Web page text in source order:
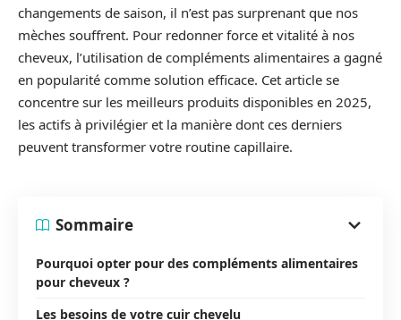
changements de saison, il n’est pas surprenant que nos
mèches souffrent. Pour redonner force et vitalité à nos
cheveux, l’utilisation de compléments alimentaires a gagné
en popularité comme solution efficace. Cet article se
concentre sur les meilleurs produits disponibles en 2025,
les actifs à privilégier et la manière dont ces derniers
peuvent transformer votre routine capillaire.
Sommaire
Pourquoi opter pour des compléments alimentaires
pour cheveux ?
Les besoins de votre cuir chevelu